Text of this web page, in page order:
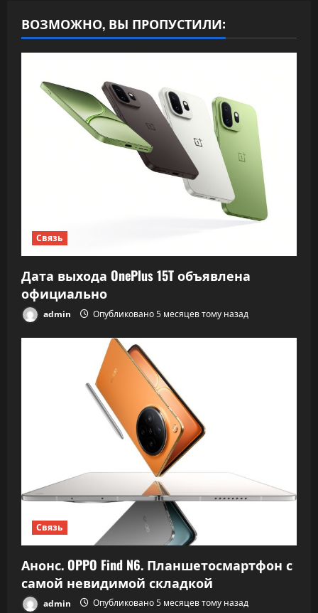
ВОЗМОЖНО, ВЫ ПРОПУСТИЛИ:
Связь
Дата выхода OnePlus 15T объявлена
официально
admin Опубликовано 5 месяцев тому назад
Связь
Анонс. OPPO Find N6. Планшетосмартфон с
самой невидимой складкой
admin Опубликовано 5 месяцев тому назад